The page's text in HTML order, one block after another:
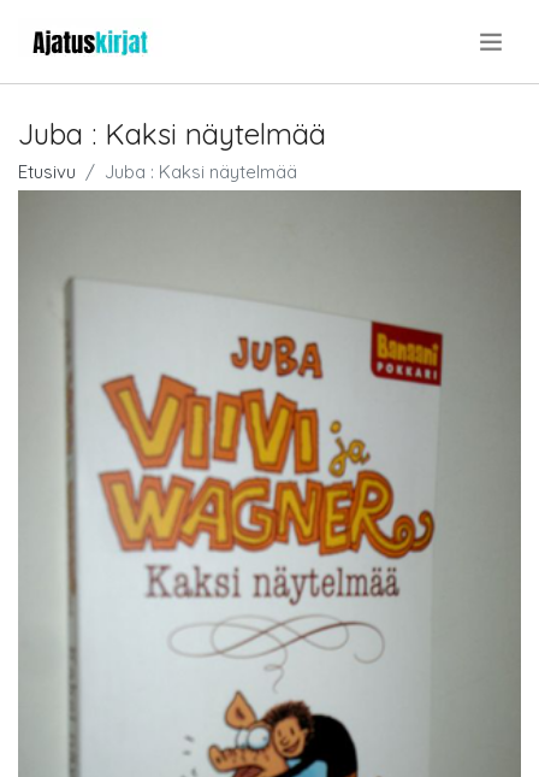
Juba : Kaksi näytelmää
Etusivu Juba : Kaksi näytelmää